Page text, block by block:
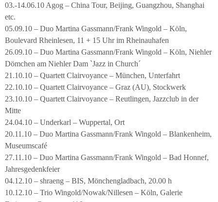
03.-14.06.10 Agog – China Tour, Beijing, Guangzhou, Shanghai
etc.
05.09.10 – Duo Martina Gassmann/Frank Wingold – Köln,
Boulevard Rheinlesen, 11 + 15 Uhr im Rheinauhafen
26.09.10 – Duo Martina Gassmann/Frank Wingold – Köln, Niehler
Dömchen am Niehler Dam `Jazz in Church´
21.10.10 – Quartett Clairvoyance – München, Unterfahrt
22.10.10 – Quartett Clairvoyance – Graz (AU), Stockwerk
23.10.10 – Quartett Clairvoyance – Reutlingen, Jazzclub in der
Mitte
24.04.10 – Underkarl – Wuppertal, Ort
20.11.10 – Duo Martina Gassmann/Frank Wingold – Blankenheim,
Museumscafé
27.11.10 – Duo Martina Gassmann/Frank Wingold – Bad Honnef,
Jahresgedenkfeier
04.12.10 – shraeng – BIS, Mönchengladbach, 20.00 h
10.12.10 – Trio Wingold/Nowak/Nillesen – Köln, Galerie